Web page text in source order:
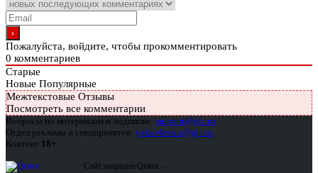
Пожалуйста, войдите, чтобы прокомментировать
0 комментариев
Старые
Новые Популярные
Межтекстовые Отзывы
Посмотреть все комментарии
Вопросы по материалам и подписке: support@glc.ru
Отдел рекламы и спецпроектов: yakovleva.a@glc.ru
Контент 18+
Сайт защищен Qrator —